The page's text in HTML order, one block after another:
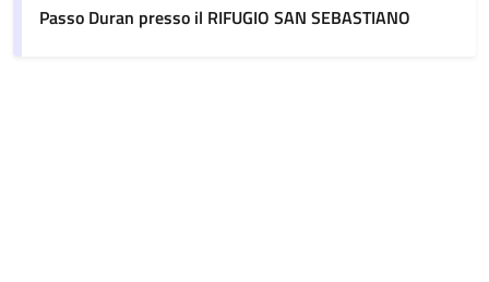
Passo Duran presso il RIFUGIO SAN SEBASTIANO